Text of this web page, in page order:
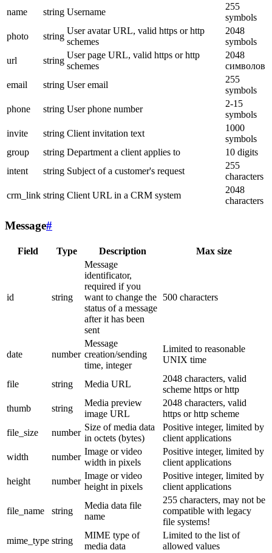
name string Username
255
symbols
photo
string
User avatar URL, valid https or http
schemes
2048
symbols
url
string
User page URL, valid https or http
schemes
2048
символов
email
string User email
255
symbols
phone
string User phone number
2-15
symbols
invite
string Client invitation text
1000
symbols
group
string Department a client applies to
10 digits
intent
string Subject of a customer's request
255
characters
crm_link string Client URL in a CRM system
2048
characters
Message#
Field Type Description Max size
id string
Message
identificator,
required if you
want to change the
status of a message
after it has been
sent
500 characters
date number
Message
creation/sending
time, integer
Limited to reasonable
UNIX time
file string Media URL
2048 characters, valid
scheme https or http
thumb
string
Media preview
image URL
2048 characters, valid
https or http scheme
file_size
number
Size of media data
in octets (bytes)
Positive integer, limited by
client applications
width
number
Image or video
width in pixels
Positive integer, limited by
client applications
height
number
Image or video
height in pixels
Positive integer, limited by
client applications
file_name string
Media data file
name
255 characters, may not be
compatible with legacy
file systems!
mime_type string
MIME type of
media data
Limited to the list of
allowed values